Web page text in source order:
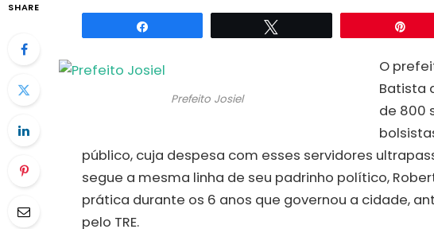
SHARE
Prefeito Josiel
O
Batista
de 800
público, cuja despesa com esses servidores
segue a mesma linha de seu padrinho político,
prática durante os 6 anos que governou a cidade,
pelo TRE.